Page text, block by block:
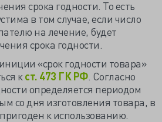
срока годности. То есть
в том случае, если число
на лечение, будет
срока годности.
«срок годности товара»
кст. 473 ГК РФ. Согласно
определяется периодом
со дня изготовления товара, в
к использованию.